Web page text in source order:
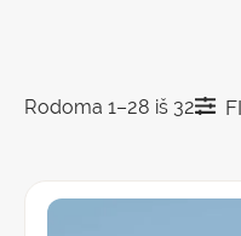
Rodoma 1–28 iš 32